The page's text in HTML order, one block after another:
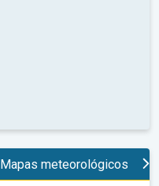
Mapas meteorológicos